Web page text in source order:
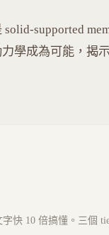
supported
學成為可能，揭
快 10 倍搞懂。三個